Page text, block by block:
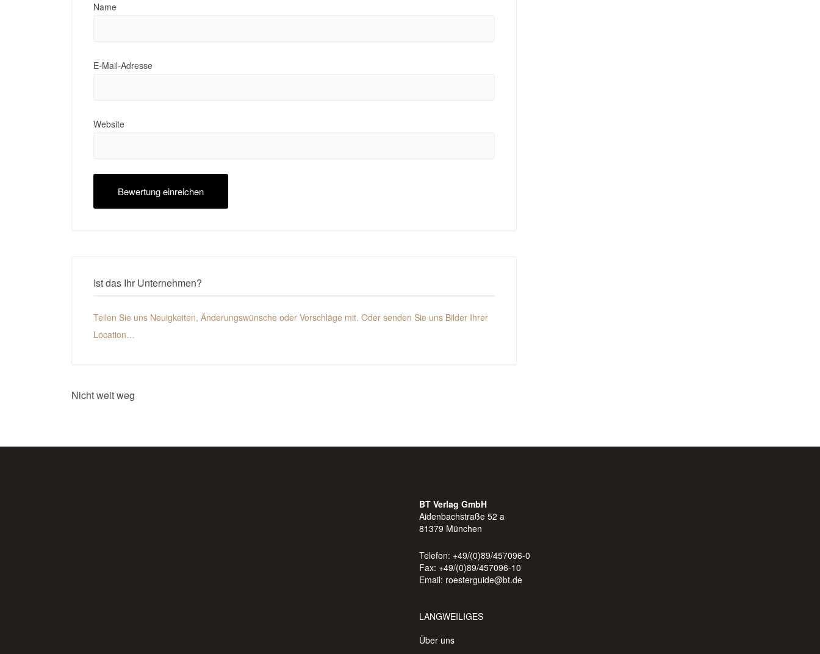
Name
E-Mail-Adresse
Website
Ist das Ihr Unternehmen?
Teilen Sie uns Neuigkeiten, Änderungswünsche oder Vorschläge mit. Oder senden Sie uns Bilder Ihrer
Location…
Nicht weit weg
BT Verlag GmbH
Aidenbachstraße 52 a
81379 München
Telefon: +49/(0)89/457096-0
Fax: +49/(0)89/457096-10
Email: roesterguide@bt.de
LANGWEILIGES
Über uns